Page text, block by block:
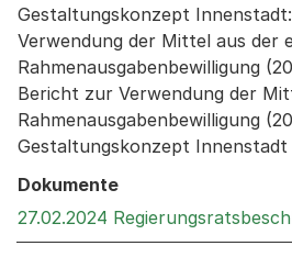
Gestaltungskonzept
Verwendung der Mittel aus der
Rahmenausgabenbewilligung
Bericht zur Verwendung der
Rahmenausgabenbewilligung
Gestaltungskonzept Innenstadt
Dokumente
27.02.2024